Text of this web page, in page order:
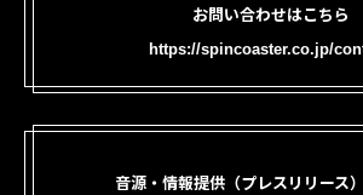
お問い合わせはこちら
https://spincoaster.co.jp/
音源・情報提供（プレスリリース